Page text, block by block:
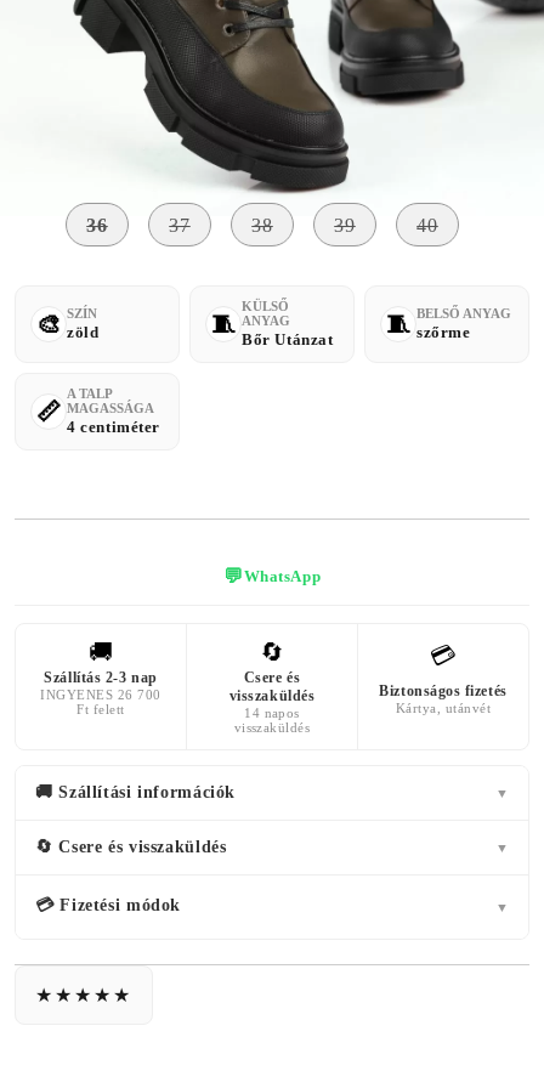
36 37 38 39 40
SZÍN
zöld
KÜLSŐ
ANYAG
Bőr Utánzat
BELSŐ ANYAG
szőrme
A TALP
MAGASSÁGA
4 centiméter
💬WhatsApp
🚚
Szállítás 2-3 nap
INGYENES 26 700
Ft felett
🔄
Csere és
visszaküldés
14 napos
visszaküldés
💳
Biztonságos fizetés
Kártya, utánvét
🚚 Szállítási információk ▼
🔄 Csere és visszaküldés ▼
💳 Fizetési módok ▼